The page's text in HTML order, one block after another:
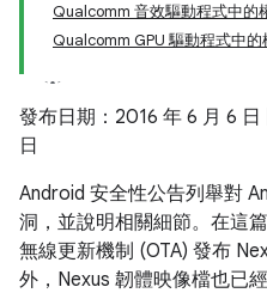
Qualcomm 音效驅動程式中的
Qualcomm GPU 驅動程式中
發布日期：2016 年 6 月 6
日
Android 安全性公告列舉對
洞，並說明相關細節。在這
無線更新機制 (OTA) 發布
外，Nexus 韌體映像檔也已